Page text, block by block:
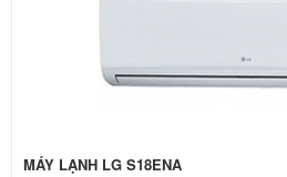
MÁY LẠNH LG S18ENA